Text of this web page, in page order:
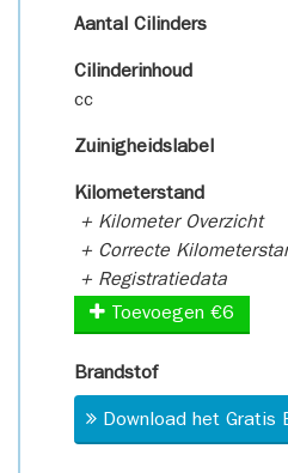
Aantal Cilinders
Cilinderinhoud
cc
Zuinigheidslabel
Kilometerstand
+ Kilometer Overzicht
+ Correcte
+ Registratiedata
Toevoegen €6
Brandstof
Download het Gratis